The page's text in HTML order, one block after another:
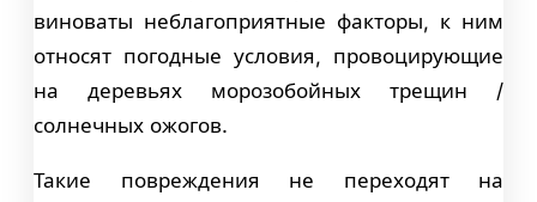
виноваты неблагоприятные факторы, к ним
относят погодные условия, провоцирующие
на деревьях морозобойных трещин /
солнечных ожогов.
Такие повреждения не переходят на